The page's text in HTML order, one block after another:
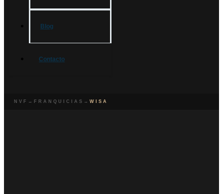
Blog
Contacto
NVF → FRANQUICIAS → WISA